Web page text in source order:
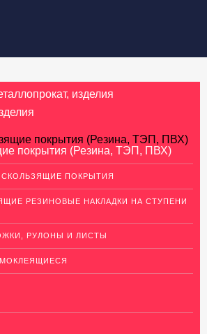
изделия
покрытия (Резина, ТЭП, ПВХ)
покрытия (Резина, ТЭП, ПВХ)
ПОКРЫТИЯ
РЕЗИНОВЫЕ НАКЛАДКИ НА СТУПЕНИ
РУЛОНЫ И ЛИСТЫ